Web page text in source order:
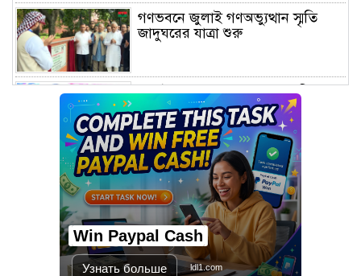
গণভবনে জুলাই গণঅভ্যুত্থান স্মৃতি
জাদুঘরের যাত্রা শুরু
জুলাই আন্দোলন জনগণের, কৃতিত্ব
কোনো একক দলের নয়: প্রধানমন্ত্রী
মালয়েশিয়ায় সহকর্মীদের সংঘর্ষে ৩
বাংলাদেশি নিহত, গ্রেপ্তার ১
শহীদের আত্মত্যাগে গড়া জাতীয় ঐক্য
রক্ষা করতে হবে : প্রধানমন্ত্রী
Win Paypal Cash
Узнать больше ldl1.com